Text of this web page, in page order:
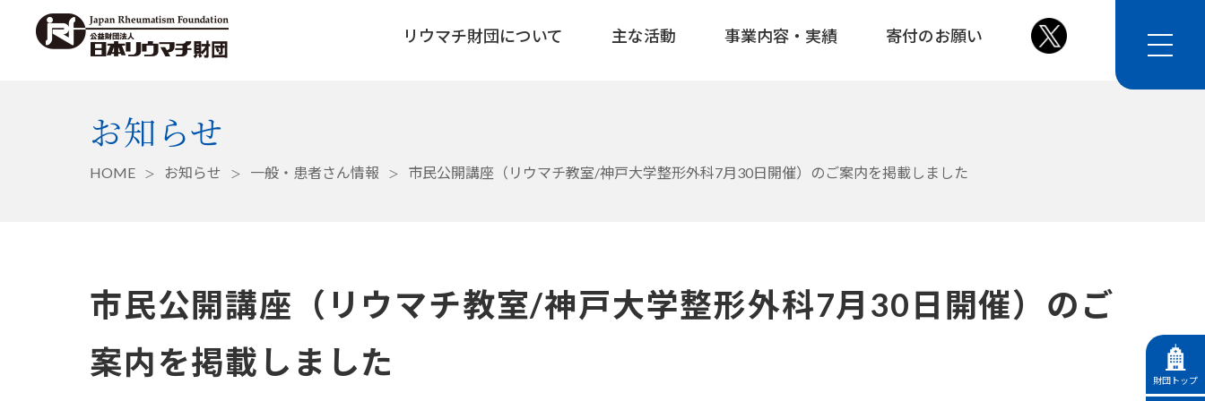
リウマチ財団について 主な活動 事業内容・実績 寄付のお願い
お知らせ
HOME お知らせ 一般・患者さん情報 市民公開講座（リウマチ教室/神戸大学整形外科7月30日開催）のご案内を掲載しました
市民公開講座（リウマチ教室/神戸大学整形外科7月30日開催）のご
案内を掲載しました
財団トップ